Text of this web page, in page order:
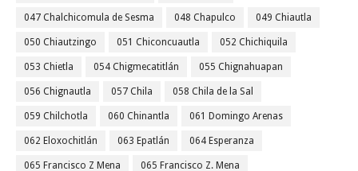
047 Chalchicomula de Sesma 048 Chapulco 049 Chiautla
050 Chiautzingo 051 Chiconcuautla 052 Chichiquila
053 Chietla 054 Chigmecatitlán 055 Chignahuapan
056 Chignautla 057 Chila 058 Chila de la Sal
059 Chilchotla 060 Chinantla 061 Domingo Arenas
062 Eloxochitlán 063 Epatlán 064 Esperanza
065 Francisco Z Mena 065 Francisco Z. Mena